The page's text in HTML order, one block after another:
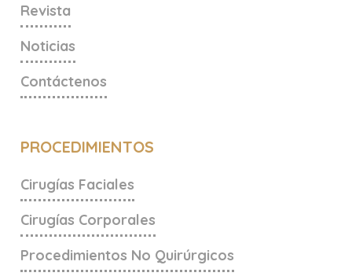
Revista
Noticias
Contáctenos
PROCEDIMIENTOS
Cirugías Faciales
Cirugías Corporales
Procedimientos No Quirúrgicos